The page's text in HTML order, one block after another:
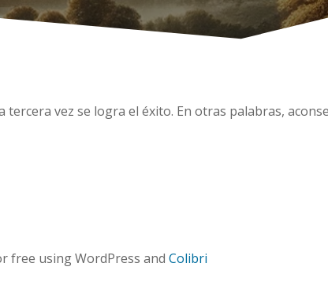
vez se logra el éxito. En otras palabras,
free using WordPress and Colibri